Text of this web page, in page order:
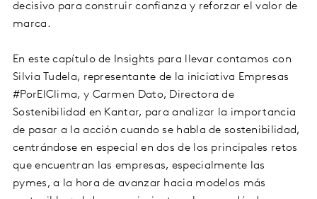
decisivo para construir confianza y reforzar el valor de
marca.
En este capítulo de Insights para llevar contamos con
Silvia Tudela, representante de la iniciativa Empresas
#PorElClima, y Carmen Dato, Directora de
Sostenibilidad en Kantar, para analizar la importancia
de pasar a la acción cuando se habla de sostenibilidad,
centrándose en especial en dos de los principales retos
que encuentran las empresas, especialmente las
pymes, a la hora de avanzar hacia modelos más